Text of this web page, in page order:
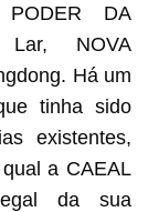
DA
NOVA
Há um
tinha sido
existentes,
a CAEAL
da sua